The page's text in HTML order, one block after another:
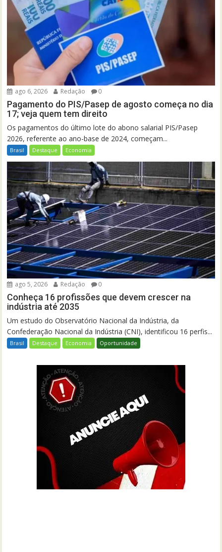
ago 6, 2026 Redação 0
Pagamento do PIS/Pasep de agosto começa no dia
17; veja quem tem direito
Os pagamentos do último lote do abono salarial PIS/Pasep
2026, referente ao ano-base de 2024, começam...
Brasil Destaque Economia
ago 5, 2026 Redação 0
Conheça 16 profissões que devem crescer na
indústria até 2035
Um estudo do Observatório Nacional da Indústria, da
Confederação Nacional da Indústria (CNI), identificou 16 perfis...
Brasil Destaque Economia Oportunidade